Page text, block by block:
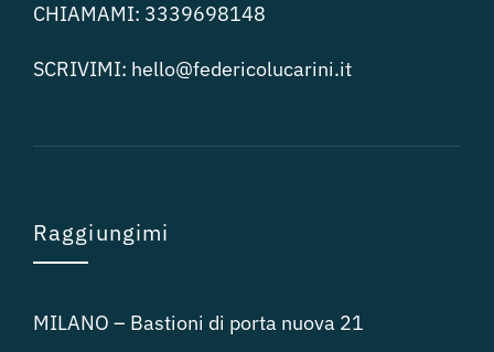
CHIAMAMI: 3339698148
SCRIVIMI: hello@federicolucarini.it
Raggiungimi
MILANO – Bastioni di porta nuova 21